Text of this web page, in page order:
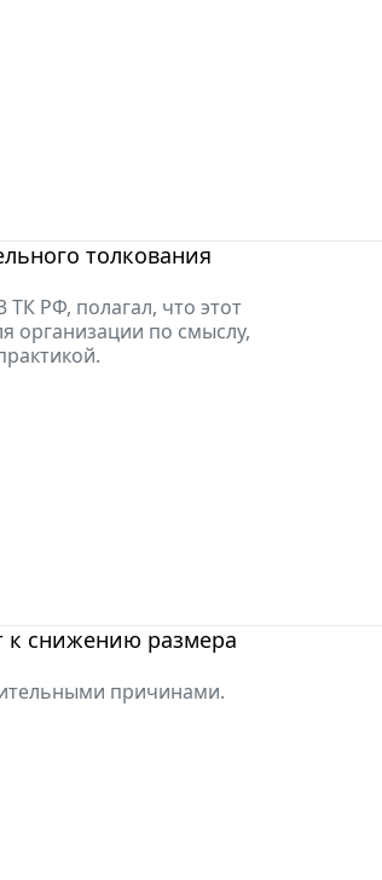
толкования
ТК РФ, полагал, что этот
организации по смыслу,
к снижению размера
причинами.